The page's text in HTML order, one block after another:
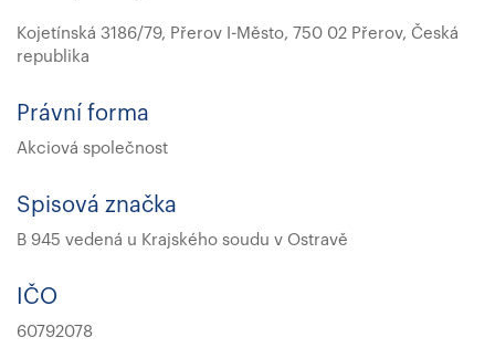
Kojetínská 3186/79, Přerov I-Město, 750 02 Přerov, Česká
republika
Právní forma
Akciová společnost
Spisová značka
B 945 vedená u Krajského soudu v Ostravě
IČO
60792078